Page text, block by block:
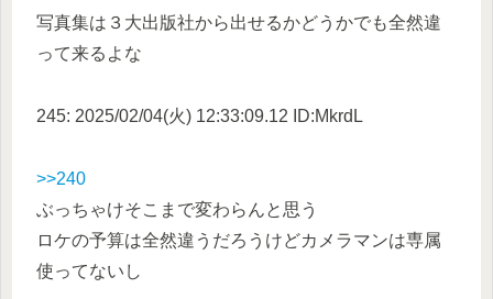
写真集は３大出版社から出せるかどうかでも全然違
って来るよな
245: 2025/02/04(火) 12:33:09.12 ID:MkrdL
>>240
ぶっちゃけそこまで変わらんと思う
ロケの予算は全然違うだろうけどカメラマンは専属
使ってないし